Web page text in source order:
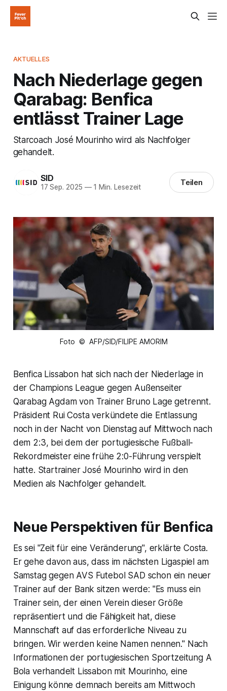
AKTUELLES
Nach Niederlage gegen
Qarabag: Benfica
entlässt Trainer Lage
Starcoach José Mourinho wird als Nachfolger
gehandelt.
SID
17 Sep. 2025 —1 Min. Lesezeit Teilen
Foto © AFP/SID/FILIPE AMORIM
Benfica Lissabon hat sich nach der Niederlage in
der Champions League gegen Außenseiter
Qarabag Agdam von Trainer Bruno Lage getrennt.
Präsident Rui Costa verkündete die Entlassung
noch in der Nacht von Dienstag auf Mittwoch nach
dem 2:3, bei dem der portugiesische Fußball-
Rekordmeister eine frühe 2:0-Führung verspielt
hatte. Startrainer José Mourinho wird in den
Medien als Nachfolger gehandelt.
Neue Perspektiven für Benfica
Es sei "Zeit für eine Veränderung", erklärte Costa.
Er gehe davon aus, dass im nächsten Ligaspiel am
Samstag gegen AVS Futebol SAD schon ein neuer
Trainer auf der Bank sitzen werde: "Es muss ein
Trainer sein, der einen Verein dieser Größe
repräsentiert und die Fähigkeit hat, diese
Mannschaft auf das erforderliche Niveau zu
bringen. Wir werden keine Namen nennen." Nach
Informationen der portugiesischen Sportzeitung A
Bola verhandelt Lissabon mit Mourinho, eine
Einigung könne demnach bereits am Mittwoch